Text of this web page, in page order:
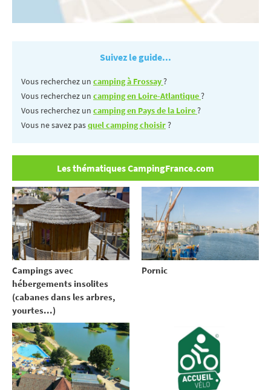
Suivez le guide...
Vous recherchez un camping à Frossay?
Vous recherchez un camping en Loire-Atlantique?
Vous recherchez un camping en Pays de la Loire?
Vous ne savez pasquel camping choisir?
Les thématiques CampingFrance.com
Campings avec
hébergements insolites
(cabanes dans les arbres,
yourtes...)
Pornic